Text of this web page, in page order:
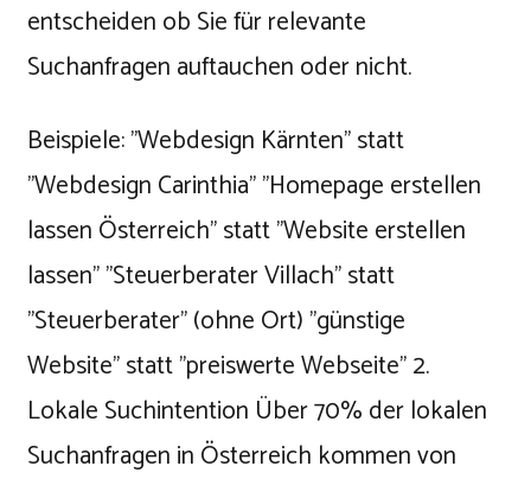
entscheiden ob Sie für relevante
Suchanfragen auftauchen oder nicht.
Beispiele: "Webdesign Kärnten" statt
"Webdesign Carinthia" "Homepage erstellen
lassen Österreich" statt "Website erstellen
lassen" "Steuerberater Villach" statt
"Steuerberater" (ohne Ort) "günstige
Website" statt "preiswerte Webseite" 2.
Lokale Suchintention Über 70% der lokalen
Suchanfragen in Österreich kommen von